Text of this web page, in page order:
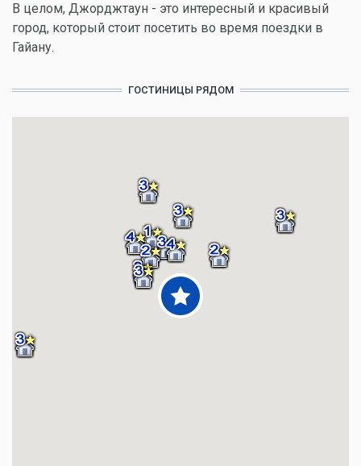
В целом, Джорджтаун - это интересный и красивый
город, который стоит посетить во время поездки в
Гайану.
ГОСТИНИЦЫ РЯДОМ